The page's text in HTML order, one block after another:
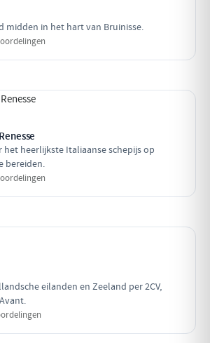
midden in het hart van Bruinisse.
het heerlijkste Italiaanse schepijs op
bereiden.
eilanden en Zeeland per 2CV,